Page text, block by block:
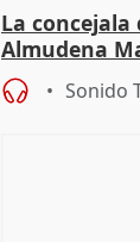
La concejala
Almudena
'Nuevas
Sonido